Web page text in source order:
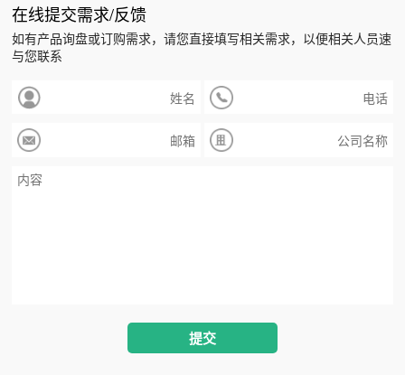
在线提交需求/反馈
如有产品询盘或订购需求，请您直接填写相关需求，以便相关人员速
与您联系
提交